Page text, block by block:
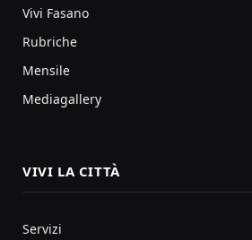
Vivi Fasano
Rubriche
Mensile
Mediagallery
VIVI LA CITTÀ
Servizi